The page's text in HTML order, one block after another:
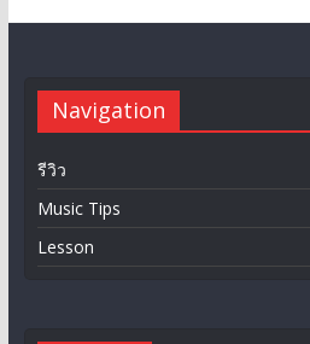
Navigation
รีวิว
Music Tips
Lesson